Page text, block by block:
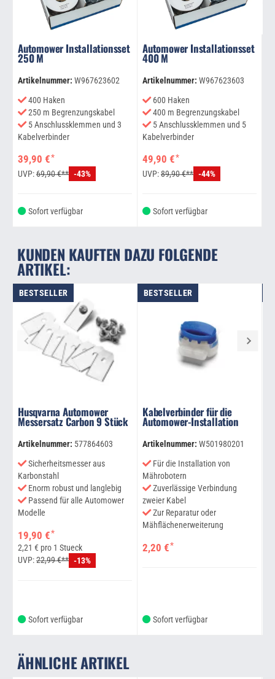
Automower Installationsset
250 M
Artikelnummer: W967623602
400 Haken
250 m Begrenzungskabel
5 Anschlussklemmen und 3
Kabelverbinder
39,90 €*
UVP:69,90 €** -43%
Sofort verfügbar
Automower Installationsset
400 M
Artikelnummer: W967623603
600 Haken
400 m Begrenzungskabel
5 Anschlussklemmen und 5
Kabelverbinder
49,90 €*
UVP:89,90 €** -44%
Sofort verfügbar
KUNDEN KAUFTEN DAZU FOLGENDE
ARTIKEL:
BESTSELLER
Husqvarna Automower
Messersatz Carbon 9 Stück
Artikelnummer: 577864603
Sicherheitsmesser aus
Karbonstahl
Enorm robust und langlebig
Passend für alle Automower
Modelle
19,90 €*
2,21 € pro 1 Stueck
UVP:22,99 €** -13%
Sofort verfügbar
BESTSELLER
Kabelverbinder für die
Automower-Installation
Artikelnummer: W501980201
Für die Installation von
Mährobotern
Zuverlässige Verbindung
zweier Kabel
Zur Reparatur oder
Mähflächenerweiterung
2,20 €*
Sofort verfügbar
ÄHNLICHE ARTIKEL